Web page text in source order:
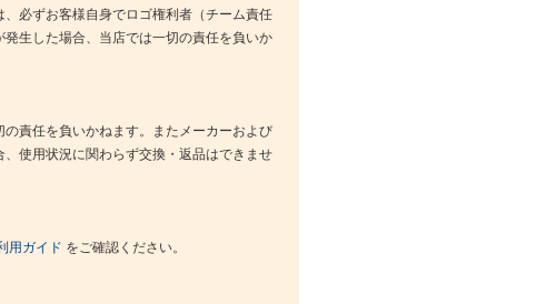
必ずお客様自身でロゴ権利者（チーム責任
生した場合、当店では一切の責任を負いか
責任を負いかねます。またメーカーおよび
使用状況に関わらず交換・返品はできませ
用ガイド をご確認ください。